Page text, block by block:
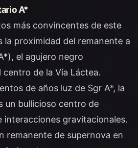
A*
más convincentes de este
la proximidad del remanente a
el agujero negro
centro de la Vía Láctea.
de años luz de Sgr A*, la
un bullicioso centro de
interacciones gravitacionales.
remanente de supernova en